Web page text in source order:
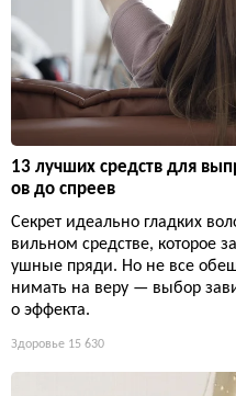
13 лучших средств для
ов до спреев
Секрет идеально гладких
вильном средстве, которое
ушные пряди. Но не все
нимать на веру — выбор
о эффекта.
Здоровье 15 630